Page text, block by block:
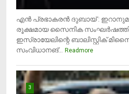
എന്‍ പ്രഭാകരന്‍ ദുബായ് :
രൂക്ഷമായ സൈനിക
ഇസ്രായേലിന്റെ ബാലിസ്റ്റിക്
സംവിധാനങ്...
Readmore
3